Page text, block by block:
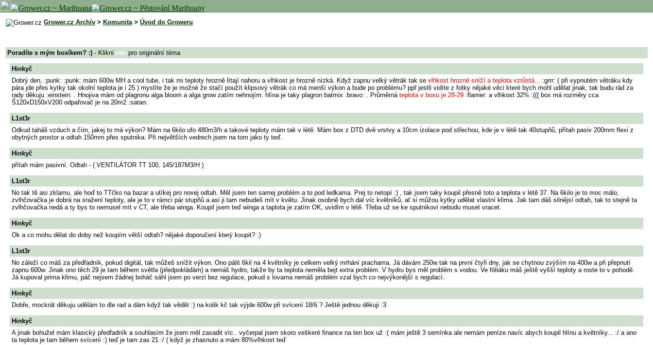
Grower.cz Archív > Komunita> Úvod do Groweru
Poradíte s mým boxíkem? :) - Klikni zde pro originální téma
Hinkyč
Dobrý den, :punk: :punk: mám 600w MH a cool tube, i tak mi teploty hrozně lítají nahoru a vlhkost je hrozně nízká. Když zapnu velký větrák tak se vlhkost hrozně sníží a teplota vzrůstá... :grrr: ( při vypnutém větráku kdy
pára jde přes kytky tak okolní teplota je i 25 ) myslíte že je možné že stačí použít klipsový větrák co má menší výkon a bude po problému? ppř jestli vidíte z fotky nějaké věci které bych mohl udělat jinak, tak budu rád za
rady děkuju :einstein: . Hnojiva mám od plagronu alga bloom a alga grow zatím nehnojím. hlína je taky plagron batmix :bravo: . Průměrná teplota v boxu je 28-29 :flamer: a vlhkost 32% :((( box má rozměry cca
Š120xD150xV200 odpařovač je na 20m2 :satan:
L1st3r
Odkud taháš vzduch a čím, jakej to má výkon? Mám na 6kilo ufo 480m3/h a takové teploty mám tak v létě. Mám box z DTD dvě vrstvy a 10cm izolace pod střechou, kde je v létě tak 40stupňů, přítah pasiv 200mm flexi z
obytných prostor a odtah 150mm přes sputnika. Při největších vedrech jsem na tom jako ty teď.
Hinkyč
přítah mám pasivní. Odtah - ( VENTILÁTOR TT 100, 145/187M3/H )
L1st3r
No tak tě asi zklamu, ale hoď to TTčko na bazar a utíkej pro novej odtah. Měl jsem ten samej problém a to pod ledkama. Prej to netopí :) , tak jsem taky koupil přesně toto a teplota v létě 37. Na 6kilo je to moc málo,
zvlhčovačka je dobrá na sražení teploty, ale je to v rámci pár stupňů a asi ji tam nebudeš mít v květu. Jinak osobně bych dal víc květníků, ať si můžou kytky udělat vlastní klima. Jak tam dáš silnějsí odtah, tak to stejně ta
zvlhčovačka nedá a ty bys to nemusel mít v CT, ale třeba winga. Koupil jsem teď winga a taplota je zatím OK, uvidím v létě. Třeba už se ke sputnikovi nebudu muset vracet.
Hinkyč
Ok a co mohu dělat do doby než koupím větší odtah? nějaké doporučení který koupit? :)
L1st3r
No záleží co máš za předřadník, pokud digitál, tak můžeš snížit výkon. Ono pálit 6kil na 4 květníky je celkem velký mrhání prachama. Já dávám 250w tak na první čtyři dny, jak se chytnou zvýším na 400w a při přepnutí
zapnu 600w. Jinak ono těch 29 je tam během světla (předpokládám) a nemáš hydro, takže by ta teplota neměla bejt extra problém. V hydru bys měl problém s vodou. Ve fóliáku máš ještě vyšší teploty a roste to v pohodě.
Já kupoval prima klimu, páč nejsem žádnej boháč sáhl jsem po verzi bez regulace, pokud s lovama nemáš problém vzal bych co nejvýkonější s regulací.
Hinkyč
Dobře, mockrát děkuju udělám to dle rad a dám když tak vědět :) na kolik kč tak výjde 600w při svícení 18/6 ? Ještě jednou děkuji :3
Hinkyč
A jinak bohužel mám klasický předřadník a souhlasím že jsem měl zasadit víc.. vyčerpal jsem skoro veškeré finance na ten box už :( mám ještě 3 semínka ale nemám peníze navíc abych koupil hlínu a květníky... :/ a ano
ta teplota je tam během svícení :) teď je tam zas 21 :/ ( když je zhasnuto a mám 80%vlhkost teď